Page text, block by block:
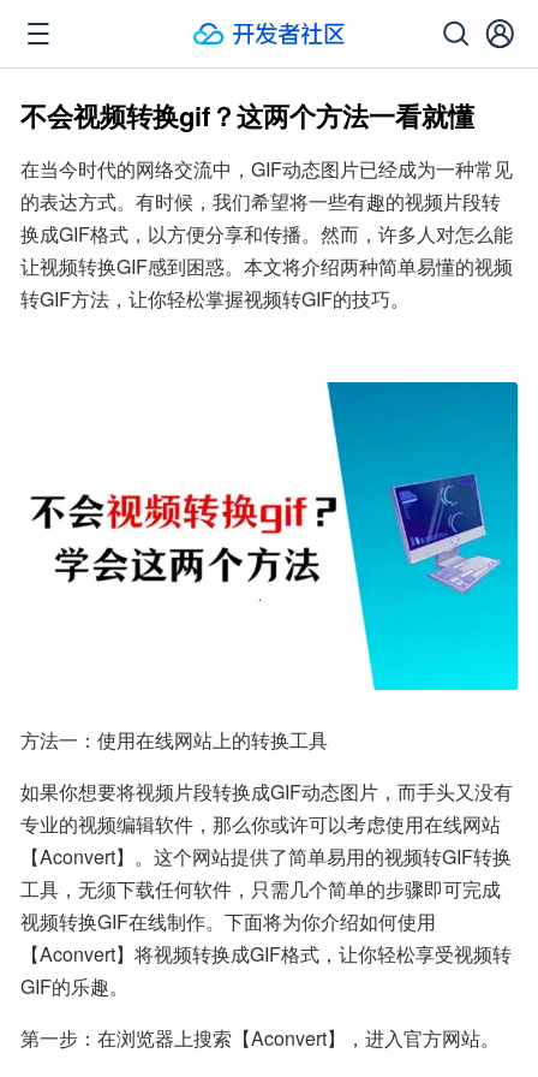
不会视频转换gif？这两个方法一看就懂
在当今时代的网络交流中，GIF动态图片已经成为一种常见
的表达方式。有时候，我们希望将一些有趣的视频片段转
换成GIF格式，以方便分享和传播。然而，许多人对怎么能
让视频转换GIF感到困惑。本文将介绍两种简单易懂的视频
转GIF方法，让你轻松掌握视频转GIF的技巧。
方法一：使用在线网站上的转换工具
如果你想要将视频片段转换成GIF动态图片，而手头又没有
专业的视频编辑软件，那么你或许可以考虑使用在线网站
【Aconvert】。这个网站提供了简单易用的视频转GIF转换
工具，无须下载任何软件，只需几个简单的步骤即可完成
视频转换GIF在线制作。下面将为你介绍如何使用
【Aconvert】将视频转换成GIF格式，让你轻松享受视频转
GIF的乐趣。
第一步：在浏览器上搜索【Aconvert】，进入官方网站。